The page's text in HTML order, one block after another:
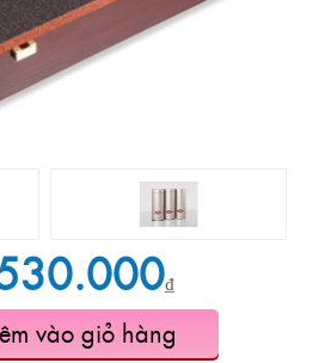
₫
vào giỏ hàng